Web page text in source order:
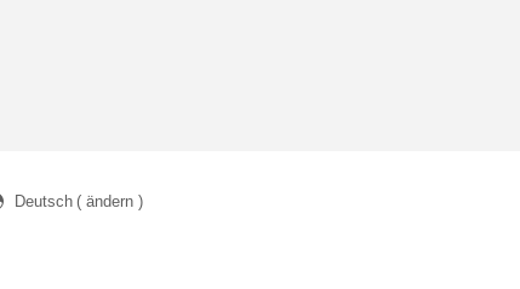
Deutsch ( ändern )